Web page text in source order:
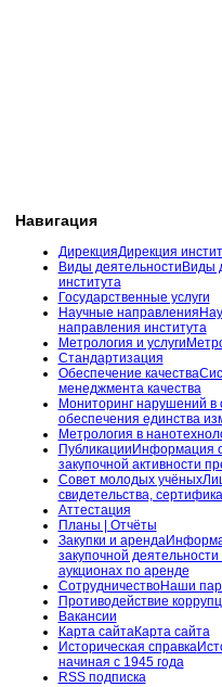
Навигация
ДирекцияДирекция
Виды деятельности Виды
института
Государственные услуги
Научные направления
направления института
Метрология и услуги
Стандартизация
Обеспечение качества
менеджмента качества
Мониторинг нарушений в
обеспечения единства
Метрология в
Публикации Информация
закупочной активности
Совет молодых учёных
свидетельства,
Аттестация
Планы | Отчёты
Закупки и аренда
закупочной
аукционах по аренде
СотрудничествоНаши
Противодействие
Вакансии
Карта сайтаКарта сайта
Историческая справка
начиная с 1945 года
RSS подписка